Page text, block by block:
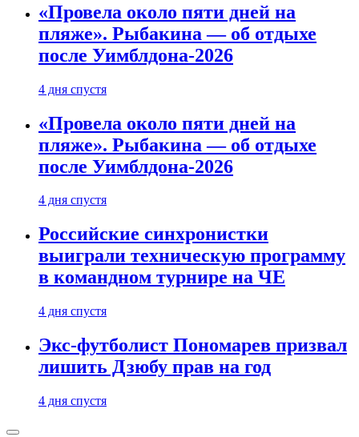
«Провела около пяти дней на
пляже». Рыбакина — об отдыхе
после Уимблдона-2026
4 дня спустя
«Провела около пяти дней на
пляже». Рыбакина — об отдыхе
после Уимблдона-2026
4 дня спустя
Российские синхронистки
выиграли техническую программу
в командном турнире на ЧЕ
4 дня спустя
Экс-футболист Пономарев призвал
лишить Дзюбу прав на год
4 дня спустя